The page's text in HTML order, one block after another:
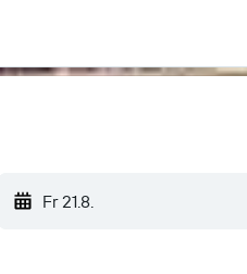
Fr 21.8.